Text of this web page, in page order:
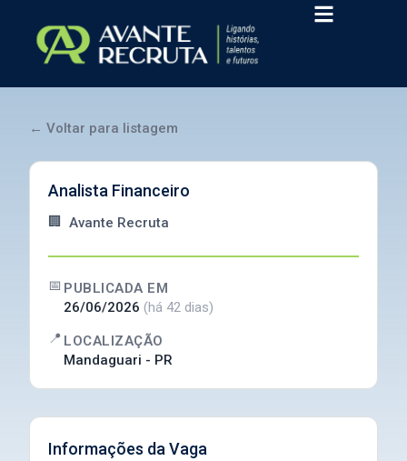
← Voltar para listagem
Analista Financeiro
🏢 Avante Recruta
📅 PUBLICADA EM
26/06/2026(há 42 dias)
📍 LOCALIZAÇÃO
Mandaguari - PR
Informações da Vaga